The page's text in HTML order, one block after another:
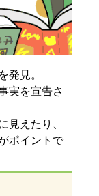
発見。
実を宣告さ
見えたり、
ポイントで